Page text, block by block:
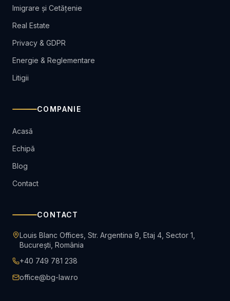
Imigrare și Cetățenie
Real Estate
Privacy & GDPR
Energie & Reglementare
Litigii
COMPANIE
Acasă
Echipă
Blog
Contact
CONTACT
Louis Blanc Offices, Str. Argentina 9, Etaj 4, Sector 1,
București, România
+40 749 781 238
office@bg-law.ro